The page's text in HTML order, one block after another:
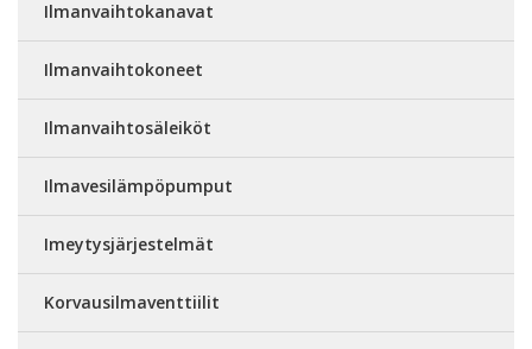
Ilmanvaihtokanavat
Ilmanvaihtokoneet
Ilmanvaihtosäleiköt
Ilmavesilämpöpumput
Imeytysjärjestelmät
Korvausilmaventtiilit